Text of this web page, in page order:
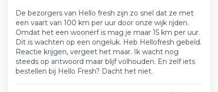
De bezorgers van Hello fresh zijn zo snel dat ze met
een vaart van 100 km per uur door onze wijk rijden.
Omdat het een woonerf is mag je maar 15 km per uur.
Dit is wachten op een ongeluk. Heb Hellofresh gebeld.
Reactie krijgen, vergeet het maar. Ik wacht nog
steeds op antwoord maar blijf volhouden. En zelf iets
bestellen bij Hello Fresh? Dacht het niet.